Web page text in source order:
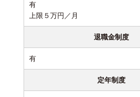
有
上限５万円／月
退職金制度
有
定年制度